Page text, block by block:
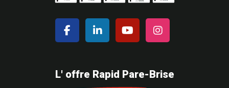
L' offre Rapid Pare-Brise